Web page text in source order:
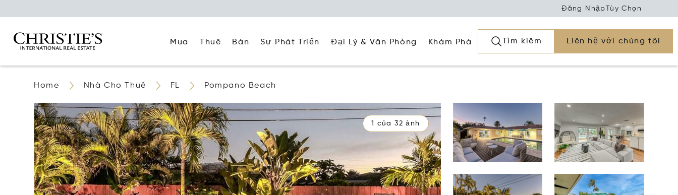
Đăng Nhập Tùy Chọn
Mua Thuê Bán Sự Phát Triển Đại Lý & Văn Phòng Khám Phá Tìm kiếm Liên hệ với chúng tôi
Home Nhà Cho Thuê FL Pompano Beach
1 của 32 ảnh